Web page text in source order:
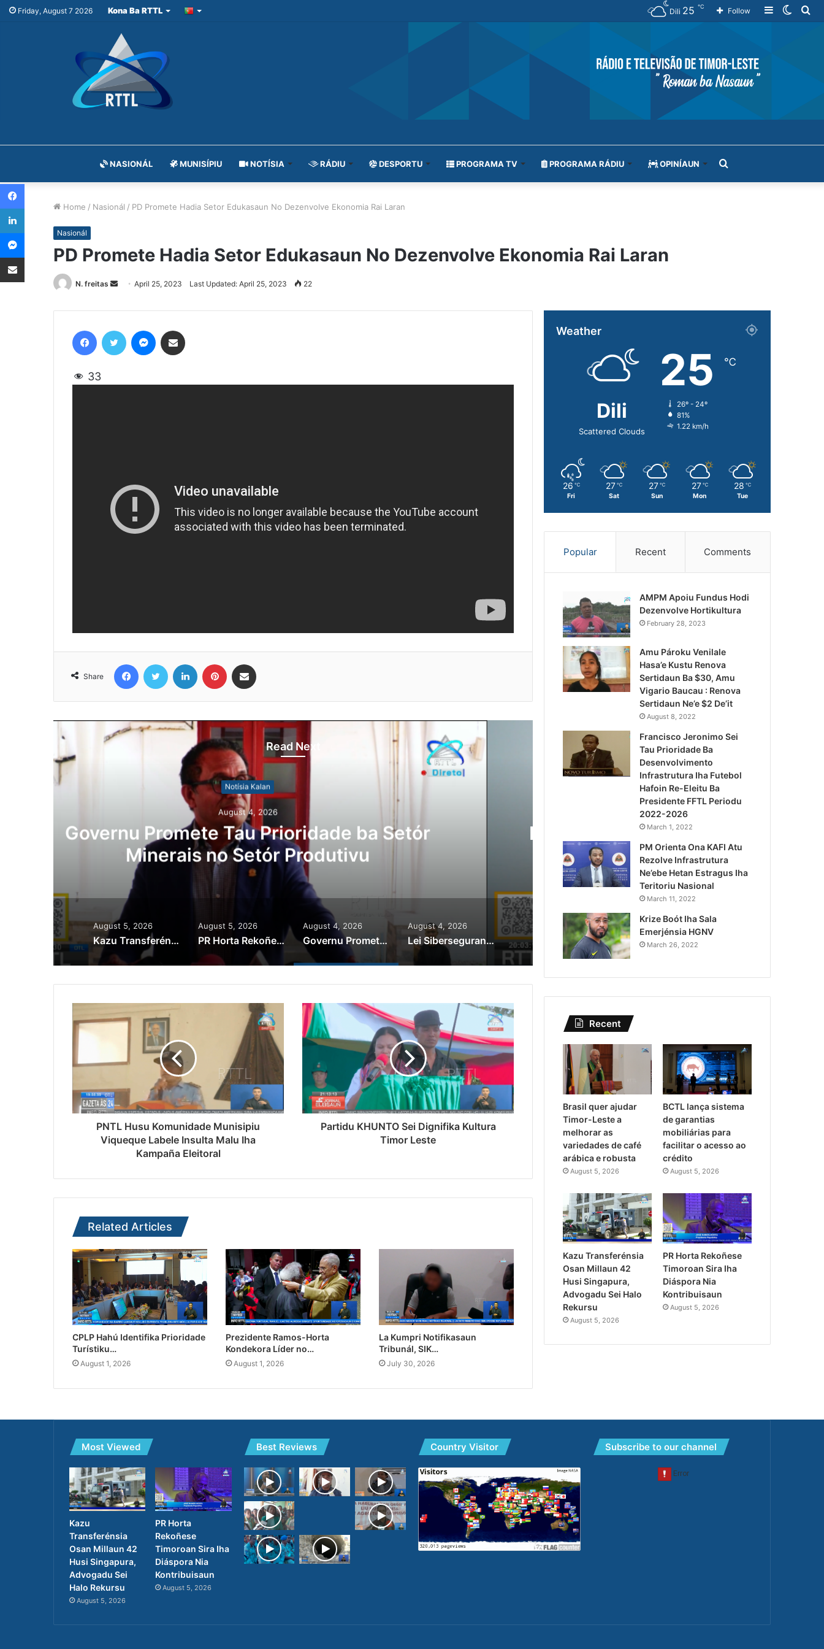
Friday, August 7 2026 Kona Ba RTTL
Switch
Sidebar
Follow
Dili 25 ℃
NASIONÁL MUNISÍPIU NOTÍSIA RÁDIU DESPORTU PROGRAMA TV PROGRAMA RÁDIU OPINÍAUN
Home / Nasionál / PD Promete Hadia Setor Edukasaun No Dezenvolve Ekonomia Rai Laran
Nasionál
PD Promete Hadia Setor Edukasaun No Dezenvolve Ekonomia Rai Laran
N. freitas
Send
email
April 25, 2023 Last Updated: April 25, 2023 22
33
Share
Read Next
August 4, 2026
Lei Siberseguransa Ajuda Autoridade Polisiál
Kaptura Autór Kriminozu ho Paradeiru Iha
Estranjeiru
Kazu Transferénsia
Singapura, Advogadu
August 5, 2026
Kazu Transferénsia Osan Millaun 42 Husi Singapura, Advogadu Sei Halo Rekursu
August 5, 2026
PR Horta Rekoñese Timoroan Sira Iha Diáspora Nia Kontribuisaun
August 4, 2026
Governu Promete Tau Prioridade ba Setór Minerais no Setór Produtivu
August 4, 2026
Lei Siberseguransa Ajuda Autoridade Polisiál Kaptura Autór Kriminozu ho Paradeiru Iha Estranjeiru
PNTL Husu Komunidade Munisipiu
Viqueque Labele Insulta Malu Iha
Kampaña Eleitoral
Partidu KHUNTO Sei Dignifika Kultura
Timor Leste
Related Articles
CPLP Hahú Identifika Prioridade
Turístiku…
August 1, 2026
Prezidente Ramos-Horta
Kondekora Líder no…
August 1, 2026
La Kumpri Notifikasaun
Tribunál, SIK…
July 30, 2026
Weather
Dili
Scattered Clouds
25 ℃
26º - 24º
81%
1.22 km/h
26 ℃
Fri
27 ℃
Sat
27 ℃
Sun
27 ℃
Mon
28 ℃
Tue
Popular Recent Comments
AMPM Apoiu Fundus Hodi
Dezenvolve Hortikultura
February 28, 2023
Amu Pároku Venilale
Hasa’e Kustu Renova
Sertidaun Ba $30, Amu
Vigario Baucau : Renova
Sertidaun Ne’e $2 De’it
August 8, 2022
Francisco Jeronimo Sei
Tau Prioridade Ba
Desenvolvimento
Infrastrutura Iha Futebol
Hafoin Re-Eleitu Ba
Presidente FFTL Periodu
2022-2026
March 1, 2022
PM Orienta Ona KAFI Atu
Rezolve Infrastrutura
Ne’ebe Hetan Estragus Iha
Teritoriu Nasional
March 11, 2022
Krize Boót Iha Sala
Emerjénsia HGNV
March 26, 2022
Recent
Brasil quer ajudar
Timor-Leste a
melhorar as
variedades de café
arábica e robusta
August 5, 2026
BCTL lança sistema
de garantias
mobiliárias para
facilitar o acesso ao
crédito
August 5, 2026
Kazu Transferénsia
Osan Millaun 42
Husi Singapura,
Advogadu Sei Halo
Rekursu
August 5, 2026
PR Horta Rekoñese
Timoroan Sira Iha
Diáspora Nia
Kontribuisaun
August 5, 2026
Most Viewed
Kazu
Transferénsia
Osan Millaun 42
Husi Singapura,
Advogadu Sei
Halo Rekursu
August 5, 2026
PR Horta
Rekoñese
Timoroan Sira Iha
Diáspora Nia
Kontribuisaun
August 5, 2026
Best Reviews Country Visitor Subscribe to our channel
Facebook
LinkedIn
Messenger